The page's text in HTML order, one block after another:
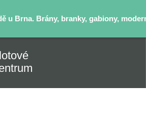
u Brna. Brány, branky, gabiony,